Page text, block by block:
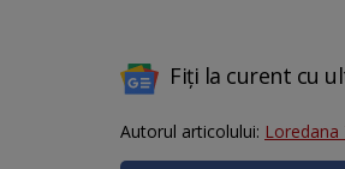
Fiți la curent cu
Autorul articolului: Loredana